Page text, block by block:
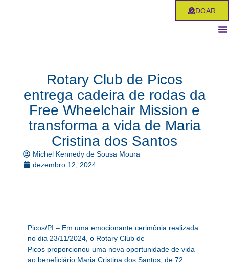
DOAR
Rotary Club de Picos
entrega cadeira de rodas da
Free Wheelchair Mission e
transforma a vida de Maria
Cristina dos Santos
Michel Kennedy de Sousa Moura
dezembro 12, 2024
Picos/PI – Em uma emocionante cerimônia realizada
no dia 23/11/2024, o Rotary Club de
Picos proporcionou uma nova oportunidade de vida
ao beneficiário Maria Cristina dos Santos, de 72